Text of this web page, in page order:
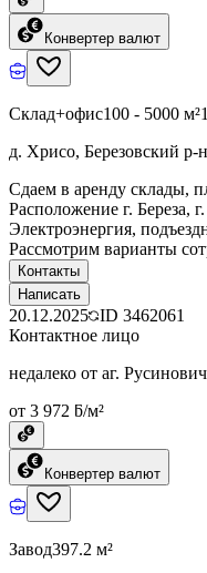
Конвертер валют
Склад+офис100 - 5000 м²
д. Хрисо, Березовский р-
Сдаем в аренду склады,
Расположение г. Береза,
Электроэнергия,
Рассмотрим варианты
Контакты
Написать
20.12.2025 ID 3462061
Контактное лицо
недалеко от аг.
от 3 972 ƃ/м²
Конвертер валют
Завод397.2 м²